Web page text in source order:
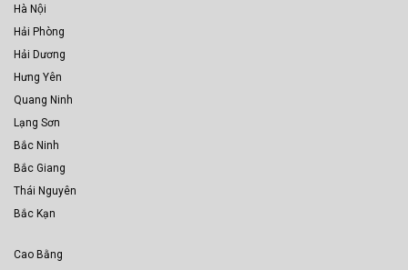
Hà Nội
Hải Phòng
Hải Dương
Hưng Yên
Quang Ninh
Lạng Sơn
Bắc Ninh
Bắc Giang
Thái Nguyên
Bắc Kạn
Cao Bằng